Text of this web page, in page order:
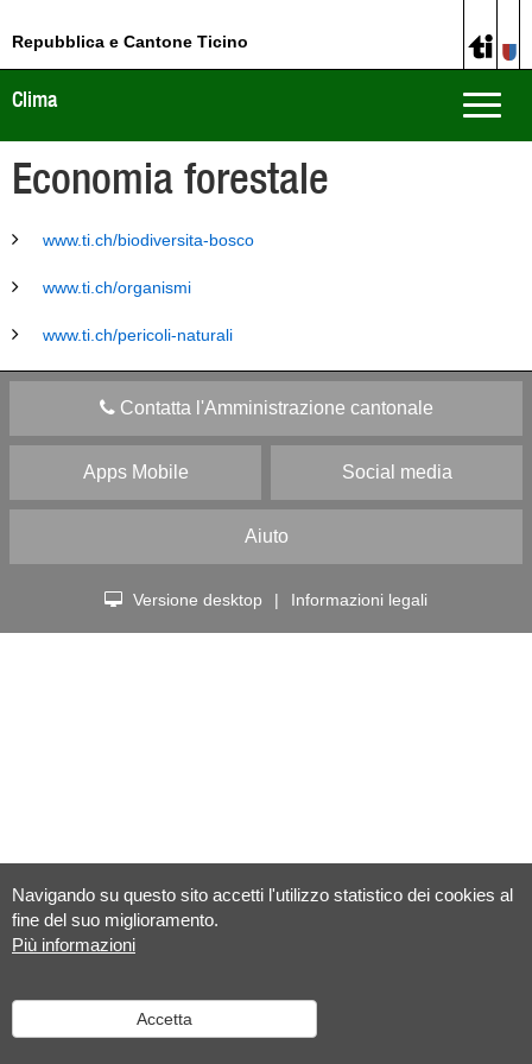
Navigando su questo sito accetti l'utilizzo statistico dei cookies al
fine del suo miglioramento.
Più informazioni
Accetta
Repubblica e Cantone Ticino
Toggle
Clima
Economia forestale
www.ti.ch/biodiversita-bosco
www.ti.ch/organismi
www.ti.ch/pericoli-naturali
Contatta l'Amministrazione cantonale
Apps Mobile Social media
Aiuto
Versione desktop | Informazioni legali